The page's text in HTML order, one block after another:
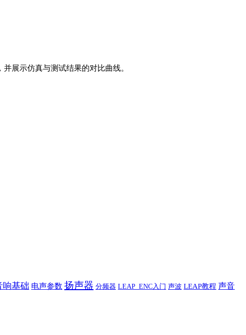
展示仿真与测试结果的对比曲线。
响基础 电声参数 扬声器 分频器 LEAP_ENC入门 声波 LEAP教程 声音